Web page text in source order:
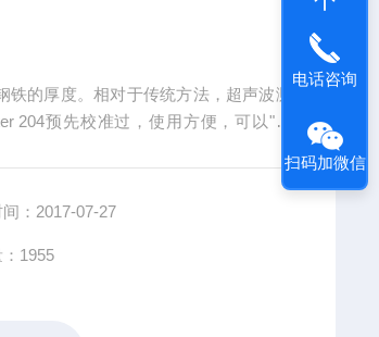
的厚度。相对于传统方法，超声波测
204预先校准过，使用方便，可以"调
：2017-07-27
1955
电话咨询
扫码加微信